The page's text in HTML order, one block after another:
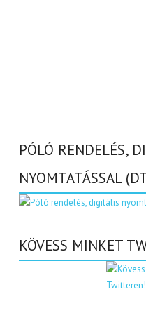
PÓLÓ RENDELÉS,
NYOMTATÁSSAL
KÖVESS MINKET